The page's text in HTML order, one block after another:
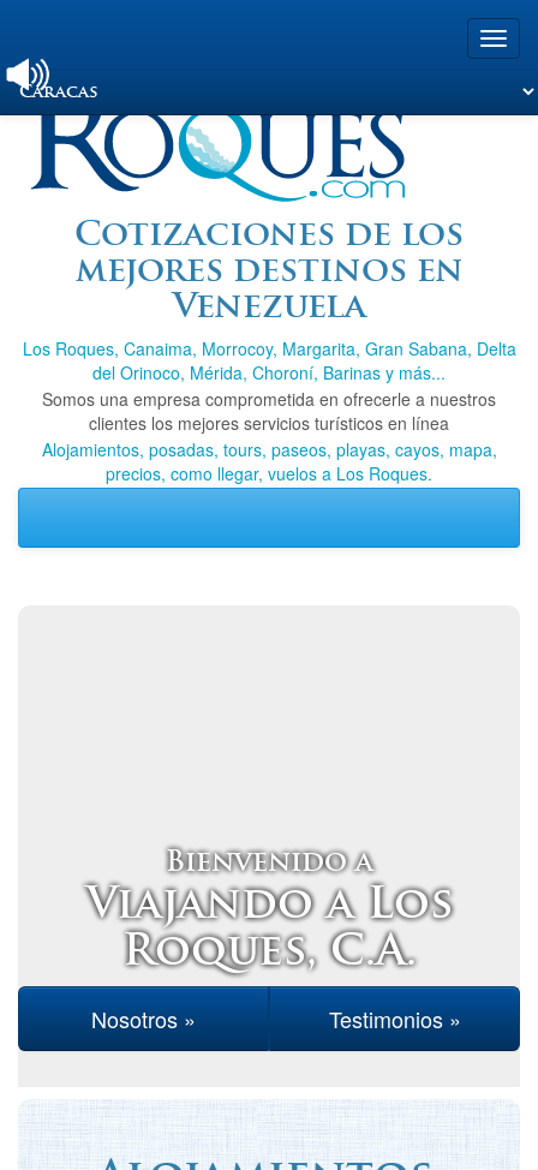
Viajando a Los
Roques.com
Cotizaciones de los
mejores destinos en
Venezuela
Los Roques, Canaima, Morrocoy, Margarita, Gran Sabana, Delta
del Orinoco, Mérida, Choroní, Barinas y más...
Somos una empresa comprometida en ofrecerle a nuestros
clientes los mejores servicios turísticos en línea
Alojamientos, posadas, tours, paseos, playas, cayos, mapa,
precios, como llegar, vuelos a Los Roques.
Bienvenido a
Viajando a Los
Roques, C.A.
Nosotros » Testimonios »